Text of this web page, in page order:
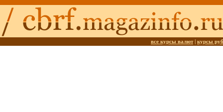
все курсы валют| курсы